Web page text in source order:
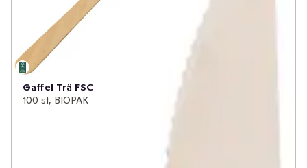
Gaffel Trä FSC
100 st, BIOPAK